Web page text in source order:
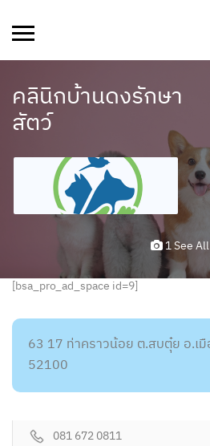
คลินิกบ้านดงรักษา
สัตว์
1 See All
[bsa_pro_ad_space id=9]
63 17 ท่าคราวน้อย ต.สบตุ๋ย อ.เมื
52100
081 672 0811